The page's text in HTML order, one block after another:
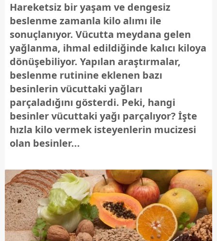
Hareketsiz bir yaşam ve dengesiz
beslenme zamanla kilo alımı ile
sonuçlanıyor. Vücutta meydana gelen
yağlanma, ihmal edildiğinde kalıcı kiloya
dönüşebiliyor. Yapılan araştırmalar,
beslenme rutinine eklenen bazı
besinlerin vücuttaki yağları
parçaladığını gösterdi. Peki, hangi
besinler vücuttaki yağı parçalıyor? İşte
hızla kilo vermek isteyenlerin mucizesi
olan besinler...